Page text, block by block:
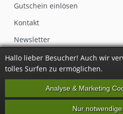
Gutschein einlösen
Kontakt
Newsletter
Impressum
Vertrag widerrufen
Hallo lieber Besucher! Auch wir
tolles Surfen zu ermöglichen.
Analyse & Marketing
Nur